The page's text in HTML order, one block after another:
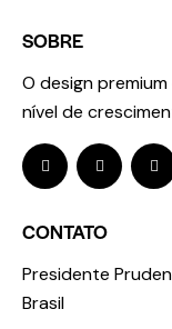
SOBRE
O design
nível de
CONTATO
Presidente
Brasil